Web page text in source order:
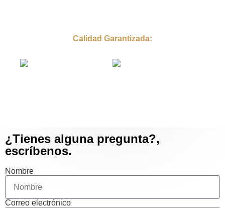
Calidad Garantizada:
¿Tienes alguna pregunta?,
escríbenos.
Nombre
Correo electrónico